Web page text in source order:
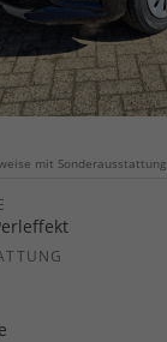
mit Sonderausstattung